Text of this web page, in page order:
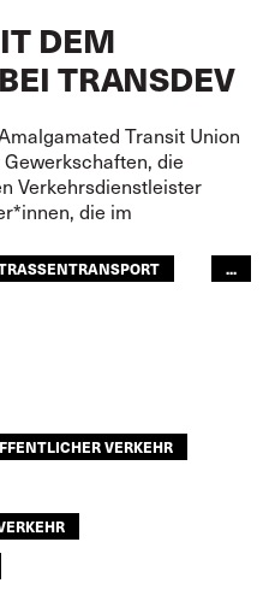
DEM
TRANSDEV
Transit Union
die
Verkehrsdienstleister
die im
...
VERKEHR